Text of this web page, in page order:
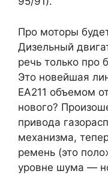
Про моторы
Дизельный
речь только про
Это новейшая
EA211 объемом
нового?
привода
механизма,
ремень (это
уровне шума —